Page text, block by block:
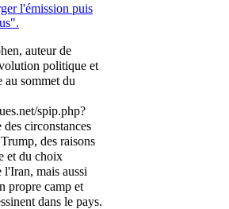
l'émission puis
auteur de
politique et
au sommet du
spip.php?
circonstances
des raisons
et du choix
l'Iran, mais aussi
propre camp et
dans le pays.